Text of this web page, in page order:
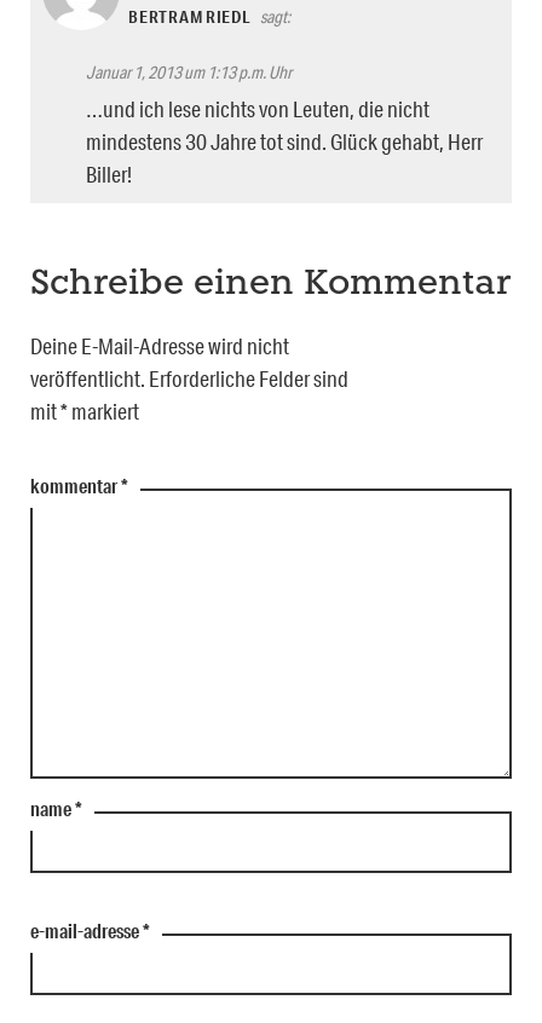
BERTRAM RIEDL sagt:
Januar 1, 2013 um 1:13 p.m. Uhr
…und ich lese nichts von Leuten, die nicht
mindestens 30 Jahre tot sind. Glück gehabt, Herr
Biller!
Schreibe einen Kommentar
Deine E-Mail-Adresse wird nicht
veröffentlicht. Erforderliche Felder sind
mit*markiert
kommentar*
name*
e-mail-adresse*